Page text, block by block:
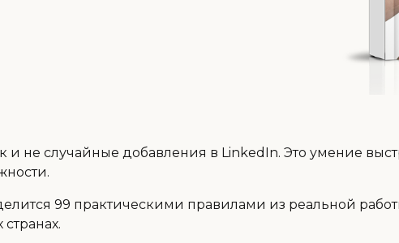
и не случайные добавления в LinkedIn. Это умение
99 практическими правилами из реальной